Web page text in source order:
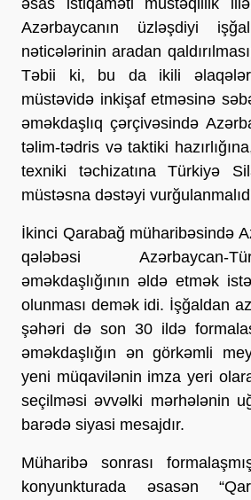
Azərbaycanın üzləşdiyi
nəticələrinin aradan
Təbii ki, bu da ikili
müstəvidə inkişaf etməsinə
əməkdaşlıq çərçivəsində
təlim-tədris və taktiki
texniki təchizatına Türkiyə
müstəsna dəstəyi
İkinci Qarabağ müharibəsində
qələbəsi Azərbaycan-
əməkdaşlığının əldə etmək
olunması demək idi. İşğaldan
şəhəri də son 30 ildə
əməkdaşlığın ən görkəmli
yeni müqavilənin imza yeri
seçilməsi əvvəlki mərhələnin
barədə siyasi mesajdır.
Müharibə sonrası
konyunkturada əsasən